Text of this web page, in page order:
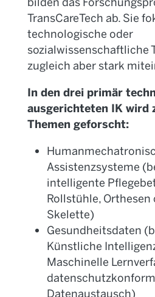
TransCareTech ab. Sie
technologische oder
sozialwissenschaftliche
zugleich aber stark
In den drei primär
ausgerichteten IK wird
Themen geforscht:
Assistenzsysteme
intelligente
Rollstühle, Orthesen
Skelette)
Gesundheitsdaten
Künstliche
Maschinelle
Datenaustausch)